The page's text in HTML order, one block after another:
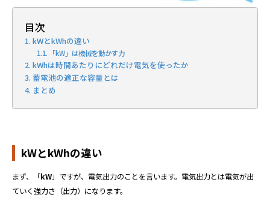
目次
kWとkWhの違い
「kW」は機械を動かす力
kWhは時間あたりにどれだけ電気を使ったか
蓄電池の適正な容量とは
まとめ
kWとkWhの違い
まず、「kW」ですが、電気出力のことを言います。電気出力とは電気が出
ていく強力さ（出力）になります。